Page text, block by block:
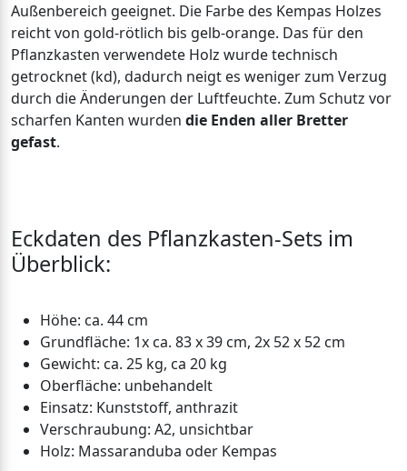
Außenbereich geeignet. Die Farbe des Kempas Holzes
reicht von gold-rötlich bis gelb-orange. Das für den
Pflanzkasten verwendete Holz wurde technisch
getrocknet (kd), dadurch neigt es weniger zum Verzug
durch die Änderungen der Luftfeuchte. Zum Schutz vor
scharfen Kanten wurden die Enden aller Bretter
gefast.
Eckdaten des Pflanzkasten-Sets im
Überblick:
Höhe: ca. 44 cm
Grundfläche: 1x ca. 83 x 39 cm, 2x 52 x 52 cm
Gewicht: ca. 25 kg, ca 20 kg
Oberfläche: unbehandelt
Einsatz: Kunststoff, anthrazit
Verschraubung: A2, unsichtbar
Holz: Massaranduba oder Kempas